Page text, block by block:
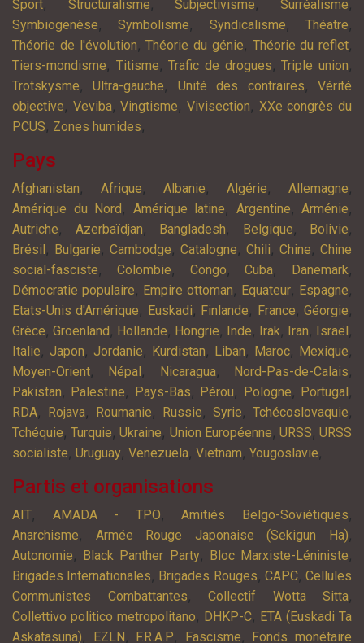
Sport, Structuralisme,Subjectivisme,Surréalisme,
Symbiogenèse,Symbolisme, Syndicalisme,Théatre,
Théorie de l'évolution,Théorie du génie, Théorie du reflet,
Tiers-mondisme, Titisme,Trafic de drogues,Triple union,
Trotskysme,Ultra-gauche, Unité des contraires,Vérité
objective, Veviba,Vingtisme,Vivisection, XXe congrès du
PCUS, Zones humides,
Pays
Afghanistan, Afrique, Albanie, Algérie, Allemagne,
Amérique du Nord , Amérique latine, Argentine, Arménie,
Autriche, Azerbaïdjan, Bangladesh, Belgique, Bolivie,
Brésil , Bulgarie, Cambodge, Catalogne, Chili, Chine, Chine
social-fasciste, Colombie, Congo,Cuba, Danemark,
Démocratie populaire, Empire ottoman, Equateur, Espagne,
Etats-Unis d'Amérique, Euskadi, Finlande, France,Géorgie,
Grèce, Groenland , Hollande, Hongrie, Inde, Irak, Iran, Israël ,
Italie, Japon, Jordanie, Kurdistan, Liban, Maroc, Mexique,
Moyen-Orient, Népal , Nicaragua, Nord-Pas-de-Calais,
Pakistan, Palestine, Pays-Bas, Pérou, Pologne, Portugal ,
RDA, Rojava, Roumanie, Russie, Syrie, Tchécoslovaquie,
Tchéquie,Turquie,Ukraine, Union Européenne, URSS,URSS
socialiste, Uruguay, Venezuela, Vietnam, Yougoslavie,
Partis et organisations
AIT, AMADA - TPO,Amitiés Belgo-Soviétiques,
Anarchisme, Armée Rouge Japonaise (Sekigun Ha),
Autonomie, Black Panther Party, Bloc Marxiste-Léniniste,
Brigades Internationales, Brigades Rouges, CAPC,Cellules
Communistes Combattantes, Collectif Wotta Sitta,
Collettivo politico metropolitano, DHKP-C, ETA (Euskadi Ta
Askatasuna), EZLN , F.R.A.P, Fascisme,
Fonds monétaire